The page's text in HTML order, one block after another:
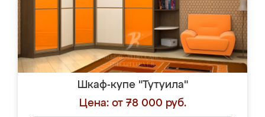
Шкаф-купе "Тутуила"
Цена: от 78 000 руб.